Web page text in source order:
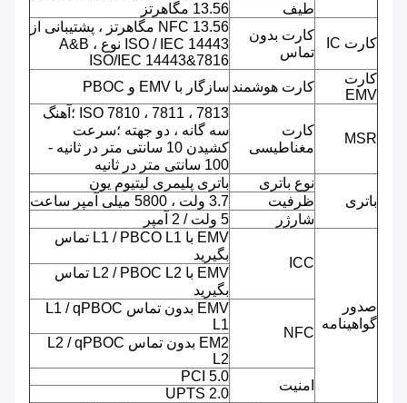
طیف
13.56 مگاهرتز
کارت IC
کارت بدون
تماس
NFC 13.56 مگاهرتز ، پشتیبانی از
ISO / IEC 14443 نوع A&B ،
ISO/IEC 14443&7816
کارت
EMV
کارت هوشمند سازگار با EMV و PBOC
MSR
کارت
مغناطیسی
ISO 7810 ، 7811 ، 7813 ؛آهنگ
سه گانه ، دو جهته ؛سرعت
کشیدن 10 سانتی متر در ثانیه -
100 سانتی متر در ثانیه
باتری
نوع باتری
باتری پلیمری لیتیوم یون
ظرفیت
3.7 ولت ، 5800 میلی آمپر ساعت
شارژر
5 ولت / 2 آمپر
صدور
گواهینامه
ICC
EMV با L1 / PBCO L1 تماس
بگیرید
EMV با L2 / PBOC L2 تماس
بگیرید
NFC
EMV بدون تماس L1 / qPBOC
L1
EM2 بدون تماس L2 / qPBOC
L2
امنیت
PCI 5.0
UPTS 2.0